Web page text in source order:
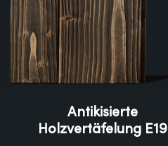
Antikisierte
Holzvertäfelung E19